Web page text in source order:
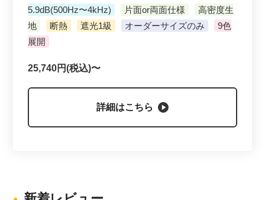
5.9dB(500Hz〜4kHz)
片面or両面仕様
高密度生
地
断熱 遮光1級 オーダーサイズのみ
9色
展開
25,740円(税込)〜
詳細はこちら